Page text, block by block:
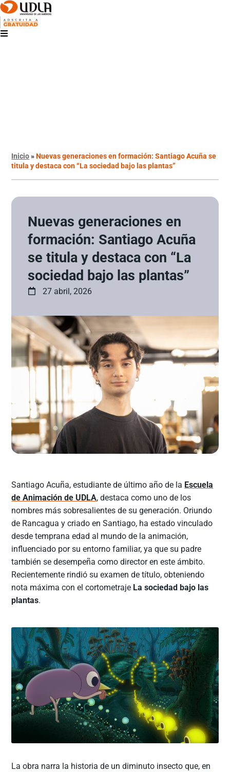
Inicio»Nuevas generaciones en formación: Santiago Acuña se
titula y destaca con “La sociedad bajo las plantas”
Nuevas generaciones en
formación: Santiago Acuña
se titula y destaca con “La
sociedad bajo las plantas”
27 abril, 2026
Santiago Acuña, estudiante de último año de la Escuela
de Animación de UDLA, destaca como uno de los
nombres más sobresalientes de su generación. Oriundo
de Rancagua y criado en Santiago, ha estado vinculado
desde temprana edad al mundo de la animación,
influenciado por su entorno familiar, ya que su padre
también se desempeña como director en este ámbito.
Recientemente rindió su examen de título, obteniendo
nota máxima con el cortometraje La sociedad bajo las
plantas.
La obra narra la historia de un diminuto insecto que, en